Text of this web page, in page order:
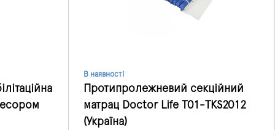
В наявності
Протипролежневий секційний
матрац Doctor Life Т01-TKS2012
(Україна)